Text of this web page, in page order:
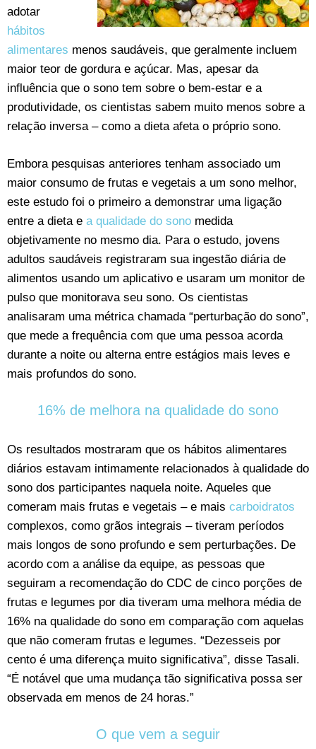
adotar
hábitos
alimentares menos saudáveis, que geralmente incluem
maior teor de gordura e açúcar. Mas, apesar da
influência que o sono tem sobre o bem-estar e a
produtividade, os cientistas sabem muito menos sobre a
relação inversa – como a dieta afeta o próprio sono.
Embora pesquisas anteriores tenham associado um
maior consumo de frutas e vegetais a um sono melhor,
este estudo foi o primeiro a demonstrar uma ligação
entre a dieta e a qualidade do sono medida
objetivamente no mesmo dia. Para o estudo, jovens
adultos saudáveis registraram sua ingestão diária de
alimentos usando um aplicativo e usaram um monitor de
pulso que monitorava seu sono. Os cientistas
analisaram uma métrica chamada “perturbação do sono”,
que mede a frequência com que uma pessoa acorda
durante a noite ou alterna entre estágios mais leves e
mais profundos do sono.
16% de melhora na qualidade do sono
Os resultados mostraram que os hábitos alimentares
diários estavam intimamente relacionados à qualidade do
sono dos participantes naquela noite. Aqueles que
comeram mais frutas e vegetais – e mais carboidratos
complexos, como grãos integrais – tiveram períodos
mais longos de sono profundo e sem perturbações. De
acordo com a análise da equipe, as pessoas que
seguiram a recomendação do CDC de cinco porções de
frutas e legumes por dia tiveram uma melhora média de
16% na qualidade do sono em comparação com aquelas
que não comeram frutas e legumes. “Dezesseis por
cento é uma diferença muito significativa”, disse Tasali.
“É notável que uma mudança tão significativa possa ser
observada em menos de 24 horas.”
O que vem a seguir